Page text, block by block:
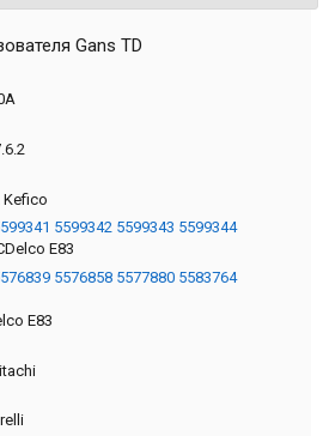
Gans TD
Kefico
5599342 5599343 5599344
E83
5576858 5577880 5583764
E83